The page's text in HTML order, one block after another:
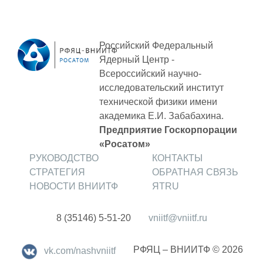
Будущим сотрудникам
СФТИ НИЯУ МИФИ
Спецкафедра УРФУ
Школа молодого специалиста
Новый Снежинск
Оформление анкетного материала РФЯЦ
- ВНИИТФ
Профессиональное обучение
Российский Федеральный
Ядерный Центр -
Всероссийский научно-
исследовательский институт
технической физики имени
академика Е.И. Забабахина.
Предприятие Госкорпорации
«Росатом»
РУКОВОДСТВО
СТРАТЕГИЯ
НОВОСТИ ВНИИТФ
КОНТАКТЫ
ОБРАТНАЯ СВЯЗЬ
ЯТRU
8 (35146) 5-51-20 vniitf@vniitf.ru
vk.com/nashvniitf РФЯЦ – ВНИИТФ © 2026